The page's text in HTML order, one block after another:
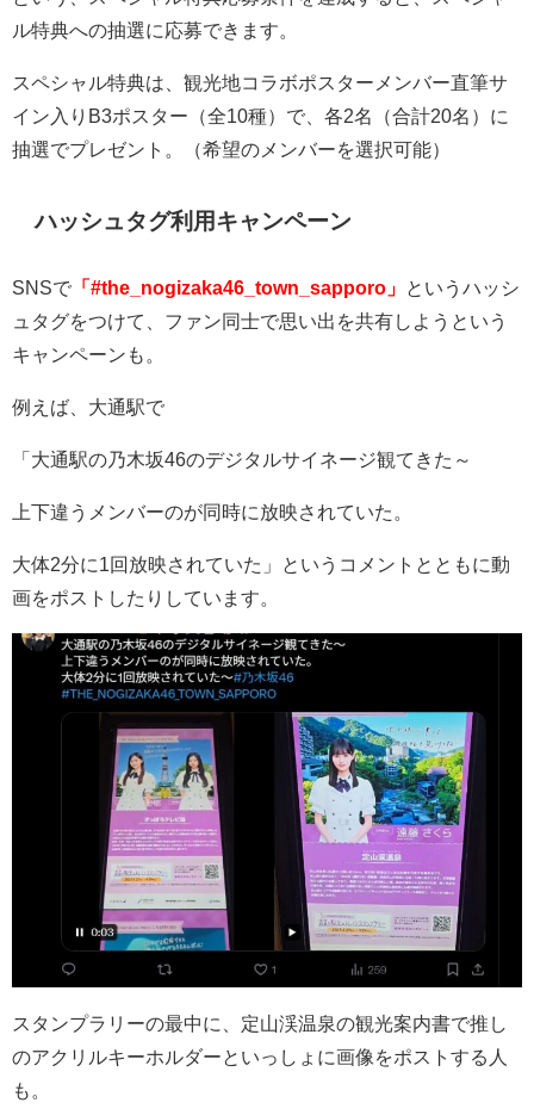
ル特典への抽選に応募できます。
スペシャル特典は、観光地コラボポスターメンバー直筆サ
イン入り B3ポスター（全10種）で、各2名（合計20名）に
抽選でプレゼント。（希望のメンバーを選択可能）
ハッシュタグ利用キャンペーン
SNSで 「#the_nogizaka46_town_sapporo」
というハッシ
ュタグをつけて、ファン同士で思い出を共有しようという
キャンペーンも。
例えば、大通駅で
「大通駅の乃木坂46のデジタルサイネージ観てきた～
上下違うメンバーのが同時に放映されていた。
大体2分に1 回放映されていた」というコメントとともに動
画をポストしたりしています。
スタンプラリーの最中に、定山渓温泉の観光案内書で推し
のアクリルキーホルダーといっしょに画像をポストする人
も。